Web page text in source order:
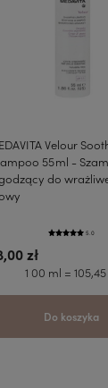
Velour
55ml -
do
5.0
zł
1 00 ml = 105,45
Do koszyka